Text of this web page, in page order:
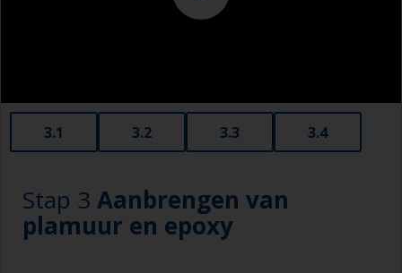
Als u een verfafbijtmiddel gebruikt, moet dit
3.1 3.2 3.3 3.4
Stap 3 Aanbrengen van
plamuur en epoxy